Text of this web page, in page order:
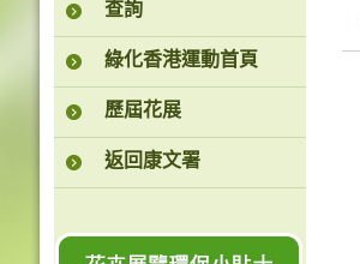
查詢
綠化香港運動首頁
歷屆花展
返回康文署